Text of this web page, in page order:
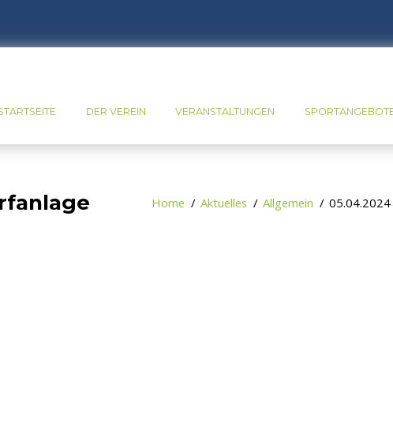
DER VEREIN VERANSTALTUNGEN
Home Aktuelles Allgemein 05.04.2024